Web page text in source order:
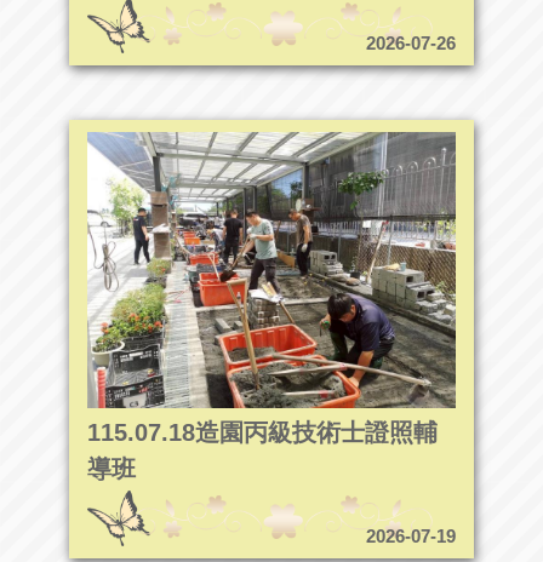
2026-07-26
115.07.18造園丙級技術士證照輔
導班
2026-07-19